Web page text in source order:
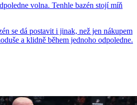
volna. Tenhle bazén stojí míň
se dá postavit i jinak, než jen nákupem
a klidně během jednoho odpoledne.